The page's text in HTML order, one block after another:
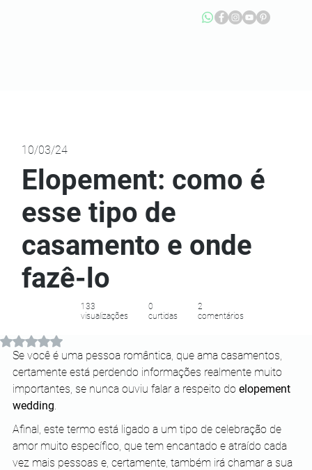
Avaliado com NaN de 5 estrelas.
Se você é uma pessoa romântica, que ama casamentos,
certamente está perdendo informações realmente muito
importantes, se nunca ouviu falar a respeito do elopement
wedding.
Afinal, este termo está ligado a um tipo de celebração de
amor muito específico, que tem encantado e atraído cada
vez mais pessoas e, certamente, também irá chamar a sua
133
visualizações
0
curtidas
2
comentários
Elopement: como é
esse tipo de
casamento e onde
fazê-lo
10/03/24